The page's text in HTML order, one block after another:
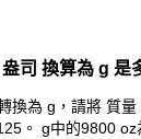
司 換算為 g 是
換為 g，請將 質量
。 g中的9800 oz